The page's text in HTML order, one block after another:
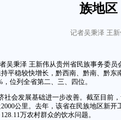
族地区
记者吴秉泽 王
吴秉泽 王新伟从贵州省民族事务委员
平稳较快增长，黔西南、黔南、黔东
，位列全省第二、三、四位。
社会发展基础进一步改善。截至目前
公里。去年，该省在民族地区新开
万农村群众的饮水问题。